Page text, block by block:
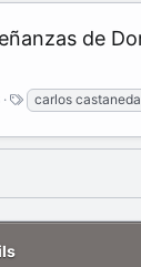
de
T
a
g
carlos castaneda